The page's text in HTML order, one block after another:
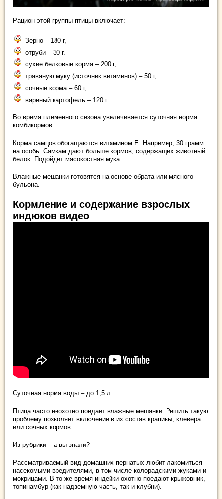
Рацион этой группы птицы включает:
Зерно – 180 г,
отруби – 30 г,
сухие белковые корма – 200 г,
травяную муку (источник витаминов) – 50 г,
сочные корма – 60 г,
вареный картофель – 120 г.
Во время племенного сезона увеличивается суточная норма
комбикормов.
Корма самцов обогащаются витамином Е. Например, 30 грамм
на особь. Самкам дают больше кормов, содержащих животный
белок. Подойдет мясокостная мука.
Влажные мешанки готовятся на основе обрата или мясного
бульона.
Кормление и содержание взрослых
индюков видео
Суточная норма воды – до 1,5 л.
Птица часто неохотно поедает влажные мешанки. Решить такую
проблему позволяет включение в их состав крапивы, клевера
или сочных кормов.
Из рубрики – а вы знали?
Рассматриваемый вид домашних пернатых любит лакомиться
насекомыми-вредителями, в том числе колорадскими жуками и
мокрицами. В то же время индейки охотно поедают крыжовник,
топинамбур (как надземную часть, так и клубни).